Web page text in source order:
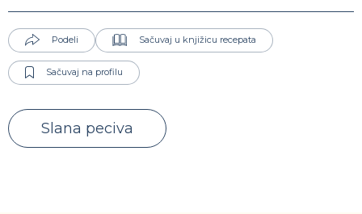
Podeli Sačuvaj u knjižicu recepata
Sačuvaj na profilu
Slana peciva